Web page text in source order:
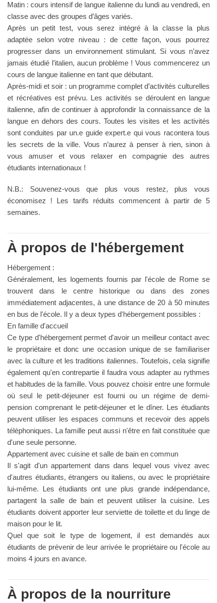
Matin : cours intensif de langue italienne du lundi au vendredi, en
classe avec des groupes d’âges variés.
Après un petit test, vous serez intégré à la classe la plus
adaptée selon votre niveau : de cette façon, vous pourrez
progresser dans un environnement stimulant. Si vous n’avez
jamais étudié l’italien, aucun problème ! Vous commencerez un
cours de langue italienne en tant que débutant.
Après-midi et soir : un programme complet d’activités culturelles
et récréatives est prévu. Les activités se déroulent en langue
italienne, afin de continuer à approfondir la connaissance de la
langue en dehors des cours. Toutes les visites et les activités
sont conduites par un.e guide expert.e qui vous racontera tous
les secrets de la ville. Vous n’aurez à penser à rien, sinon à
vous amuser et vous relaxer en compagnie des autres
étudiants internationaux !
N.B.: Souvenez-vous que plus vous restez, plus vous
économisez ! Les tarifs réduits commencent à partir de 5
semaines.
À propos de l'hébergement
Hébergement :
Généralement, les logements fournis par l'école de Rome se
trouvent dans le centre historique ou dans des zones
immédiatement adjacentes, à une distance de 20 à 50 minutes
en bus de l'école. Il y a deux types d'hébergement possibles :
En famille d'accueil
Ce type d'hébergement permet d'avoir un meilleur contact avec
le propriétaire et donc une occasion unique de se familiariser
avec la culture et les traditions italiennes. Toutefois, cela signifie
également qu'en contrepartie il faudra vous adapter au rythmes
et habitudes de la famille. Vous pouvez choisir entre une formule
où seul le petit-déjeuner est fourni ou un régime de demi-
pension comprenant le petit-déjeuner et le dîner. Les étudiants
peuvent utiliser les espaces communs et recevoir des appels
téléphoniques. La famille peut aussi n'être en fait constituée que
d'une seule personne.
Appartement avec cuisine et salle de bain en commun
Il s'agit d'un appartement dans dans lequel vous vivez avec
d'autres étudiants, étrangers ou italiens, ou avec le propriétaire
lui-même. Les étudiants ont une plus grande indépendance,
partagent la salle de bain et peuvent utiliser la cuisine. Les
étudiants doivent apporter leur serviette de toilette et du linge de
maison pour le lit.
Quel que soit le type de logement, il est demandés aux
étudiants de prévenir de leur arrivée le propriétaire ou l'école au
moins 4 jours en avance.
À propos de la nourriture